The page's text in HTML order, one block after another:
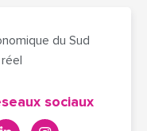
du Sud
sociaux